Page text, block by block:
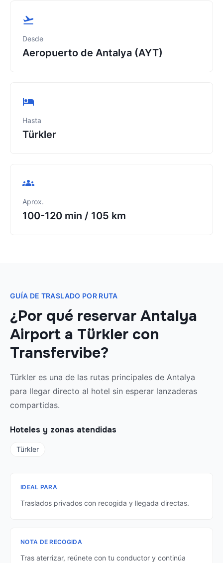
Desde
Aeropuerto de Antalya (AYT)
Hasta
Türkler
Aprox.
100-120 min / 105 km
GUÍA DE TRASLADO POR RUTA
¿Por qué reservar Antalya
Airport a Türkler con
Transfervibe?
Türkler es una de las rutas principales de Antalya
para llegar directo al hotel sin esperar lanzaderas
compartidas.
Hoteles y zonas atendidas
Türkler
IDEAL PARA
Traslados privados con recogida y llegada directas.
NOTA DE RECOGIDA
Tras aterrizar, reúnete con tu conductor y continúa